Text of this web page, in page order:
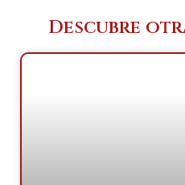
Descubre